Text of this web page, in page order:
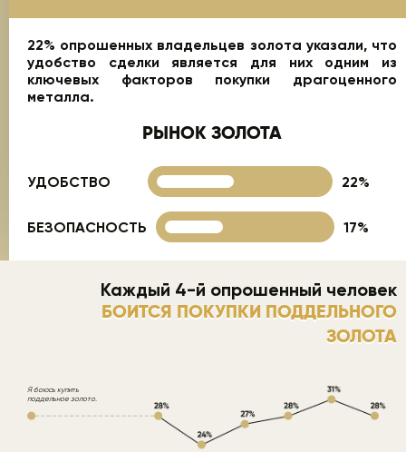
22% опрошенных владельцев золота указали, что
удобство сделки является для них одним из
ключевых факторов покупки драгоценного
металла.
РЫНОК ЗОЛОТА
УДОБСТВО 22%
БЕЗОПАСНОСТЬ 17%
Каждый 4-й опрошенный человек
БОИТСЯ ПОКУПКИ ПОДДЕЛЬНОГО
ЗОЛОТА
Я боюсь купить
поддельное золото.